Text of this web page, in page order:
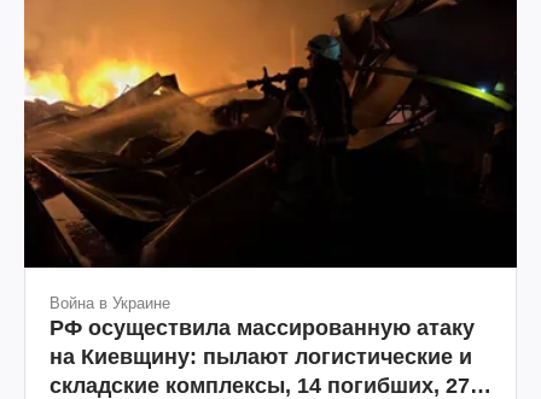
Война в Украине
РФ осуществила массированную атаку
на Киевщину: пылают логистические и
складские комплексы, 14 погибших, 27